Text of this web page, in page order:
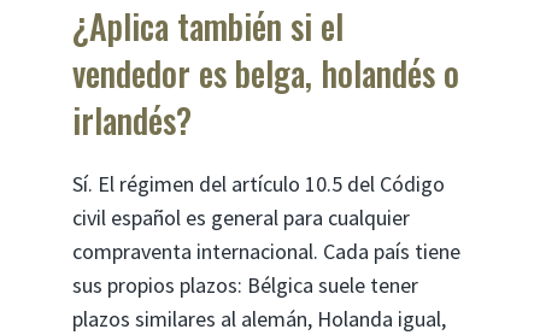
¿Aplica también si el
vendedor es belga, holandés o
irlandés?
Sí. El régimen del artículo 10.5 del Código
civil español es general para cualquier
compraventa internacional. Cada país tiene
sus propios plazos: Bélgica suele tener
plazos similares al alemán, Holanda igual,